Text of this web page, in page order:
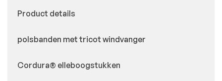
Product details
polsbanden met tricot windvanger
Cordura® elleboogstukken